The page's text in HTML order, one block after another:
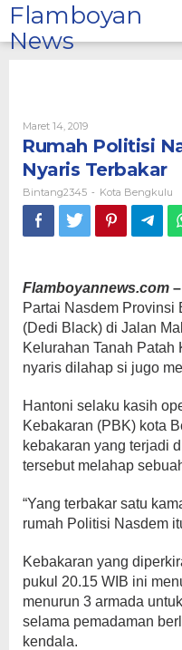
Lewati
ke
konten
Flamboyan
News
Maret 14, 2019Oleh
Bintang2345
Rumah Politisi
Nyaris Terbakar
Bintang2345 - Kota Bengkulu
Flamboyannews.com
Partai Nasdem Provinsi
(Dedi Black) di Jalan
Kelurahan Tanah
nyaris dilahap si jugo
Hantoni selaku kasih
Kebakaran (PBK) kota
kebakaran yang terjadi
tersebut melahap
“Yang terbakar satu
rumah Politisi Nasdem
Kebakaran yang
pukul 20.15 WIB ini
menurun 3 armada
selama pemadaman
kendala.